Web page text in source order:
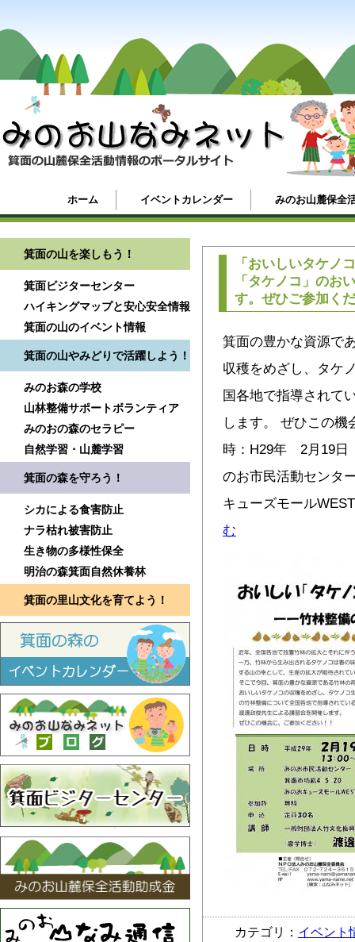
ホーム イベントカレンダー みのお山麓保全
箕面の山を楽しもう！
箕面ビジターセンター
ハイキングマップと安心安全情報
箕面の山のイベント情報
箕面の山やみどりで活躍しよう！
みのお森の学校
山林整備サポートボランティア
みのおの森のセラピー
自然学習・山麓学習
箕面の森を守ろう！
シカによる食害防止
ナラ枯れ被害防止
生き物の多様性保全
明治の森箕面自然休養林
箕面の里山文化を育てよう！
「おいしいタケ
「タケノコ」のお
す。ぜひご参加く
箕面の豊かな資源で
収穫をめざし、タケ
国各地で指導されて
します。 ぜひこの
時：H29年 2月19日
のお市民活動セン
キューズモール
む
カテゴリ： イベント